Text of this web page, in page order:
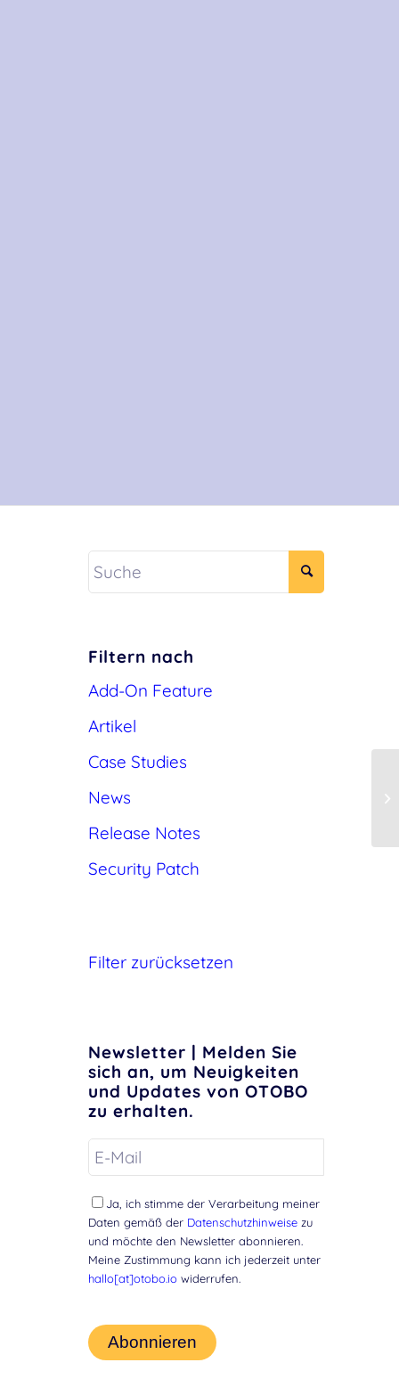
Filtern nach
Add-On Feature
Artikel
Case Studies
News
Release Notes
Security Patch
Filter zurücksetzen
Newsletter | Melden Sie
sich an, um Neuigkeiten
und Updates von OTOBO
zu erhalten.
Ja, ich stimme der Verarbeitung meiner
Daten gemäß der Datenschutzhinweisezu
und möchte den Newsletter abonnieren.
Meine Zustimmung kann ich jederzeit unter
hallo[at]otobo.iowiderrufen.